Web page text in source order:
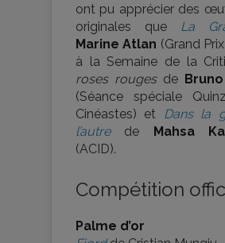
ont pu apprécier des
originales que
La
Marine Atlan (Grand
à la Semaine de la
roses rougesde
(Séance spéciale
Cinéastes) et
Dans la
l’autrede Mahsa
(ACID).
Compétition
Palme d’or